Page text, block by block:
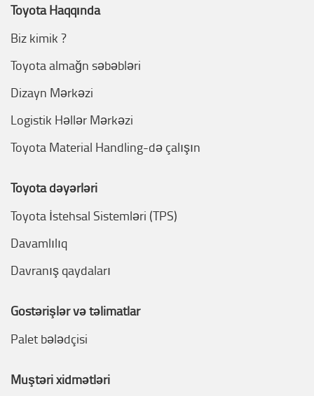
Toyota Haqqında
Biz kimik ?
Toyota almağn səbəbləri
Dizayn Mərkəzi
Logistik Həllər Mərkəzi
Toyota Material Handling-də çalışın
Toyota dəyərləri
Toyota İstehsal Sistemləri (TPS)
Davamlılıq
Davranış qaydaları
Göstərişlər və təlimatlar
Palet bələdçisi
Müştəri xidmətləri